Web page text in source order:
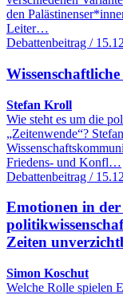
den
Leiter…
Debattenbeitrag /
Stefan Kroll
Wie steht es um die
„Zeitenwende“?
Friedens- und Konfl…
Debattenbeitrag /
Emotionen in
Zeiten
Simon Koschut
Welche Rolle spielen